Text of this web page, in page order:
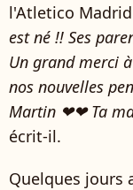
l'Atletico
est né !! Ses
Un grand merci
nos nouvelles
Martin ❤❤ Ta
écrit-il.
Quelques jours